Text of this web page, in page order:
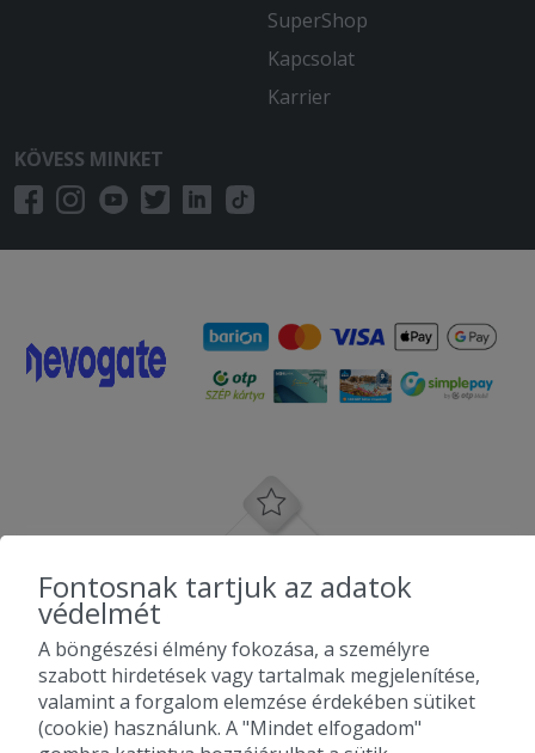
SuperShop
Kapcsolat
Karrier
KÖVESS MINKET
Fontosnak tartjuk az adatok
védelmét
A böngészési élmény fokozása, a személyre
szabott hirdetések vagy tartalmak megjelenítése,
valamint a forgalom elemzése érdekében sütiket
(cookie) használunk. A "Mindet elfogadom"